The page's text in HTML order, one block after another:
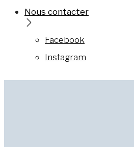
Nous contacter
Facebook
Instagram